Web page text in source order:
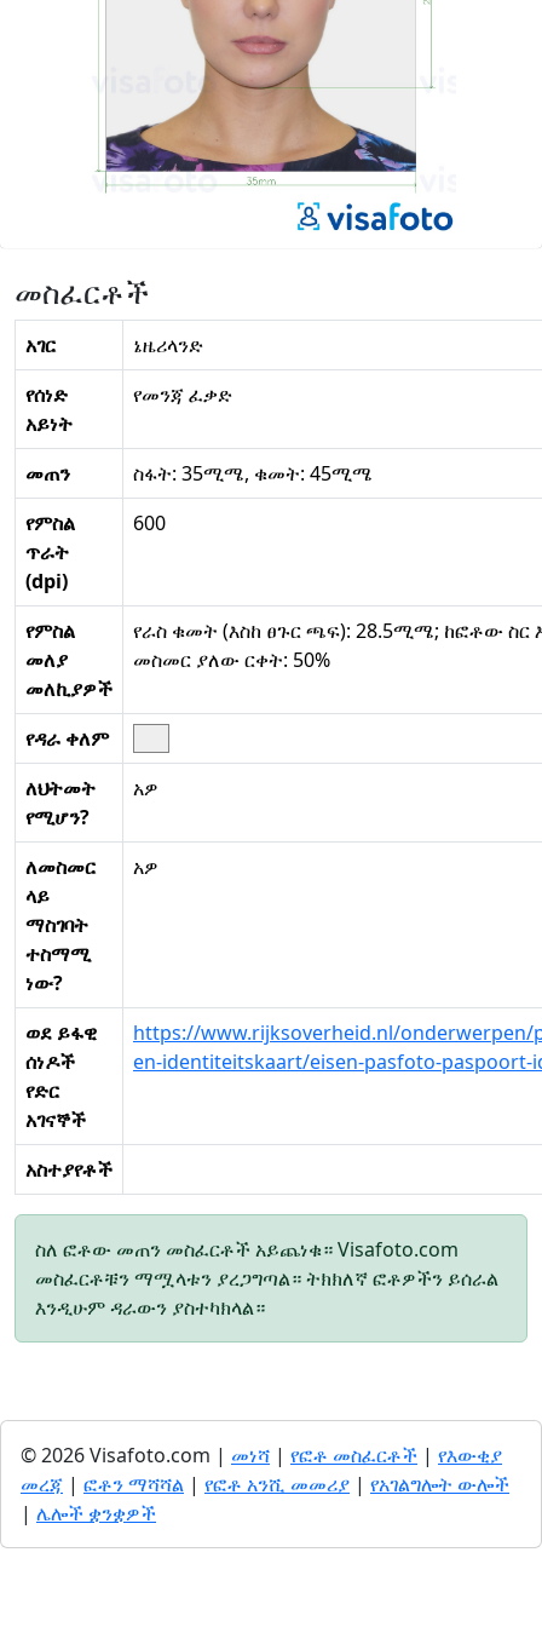
መስፈርቶች
አገር
ኔዜሪላንድ
የሰነድ
አይነት
የመንጃ ፈቃድ
መጠን
ስፋት: 35ሚሜ, ቁመት: 45ሚሜ
የምስል
ጥራት
(dpi)
600
የምስል
መለያ
መለኪያዎች
የራስ ቁመት (እስከ ፀጉር ጫፍ): 28.5ሚሜ; ከፎቶው ስር
መስመር ያለው ርቀት: 50%
የዳራ ቀለም
ለህትመት
የሚሆን?
አዎ
ለመስመር
ላይ
ማስገባት
ተስማሚ
ነው?
አዎ
ወደ ይፋዊ
ሰነዶች
የድር
አገናኞች
https://www.rijksoverheid.nl/onderwerpen/
en-identiteitskaart/eisen-pasfoto-paspoort-
አስተያየቶች
ስለ ፎቶው መጠን መስፈርቶች አይጨነቁ። Visafoto.com
መስፈርቶቹን ማሟላቱን ያረጋግጣል። ትክክለኛ ፎቶዎችን ይሰራል
እንዲሁም ዳራውን ያስተካክላል።
© 2026 Visafoto.com | መነሻ | የፎቶ መስፈርቶች | የእውቂያ
መረጃ | ፎቶን ማሻሻል | የፎቶ አንሺ መመሪያ | የአገልግሎት ውሎች
| ሌሎች ቋንቋዎች